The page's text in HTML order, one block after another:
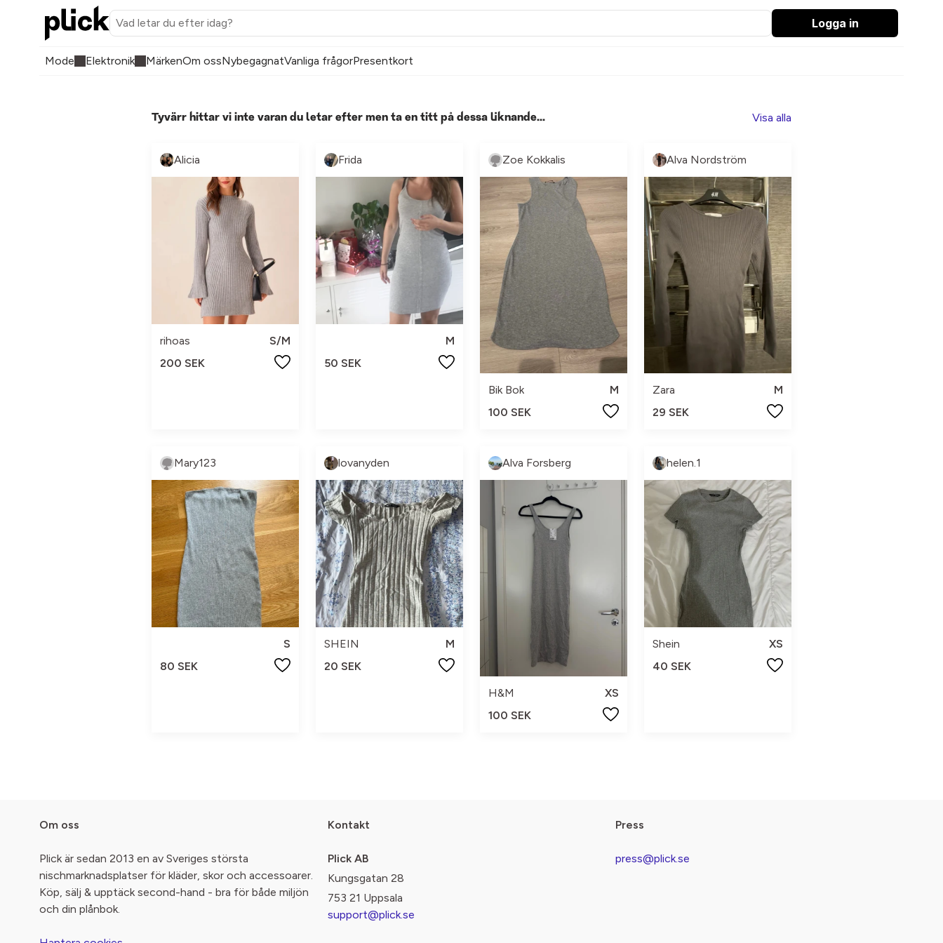
Logga in
Mode Elektronik MärkenOm ossNybegagnatVanliga frågorPresentkort
Tyvärr hittar vi inte varan du letar efter men ta en titt på dessa liknande... Visa alla
Alicia
rihoas
S/M
200 SEK
Frida
M
50 SEK
Zoe Kokkalis
Bik Bok
M
100 SEK
Alva Nordström
Zara
M
29 SEK
Mary123
S
80 SEK
lovanyden
SHEIN
M
20 SEK
Alva Forsberg
H&M
XS
100 SEK
helen.1
Shein
XS
40 SEK
Om oss
Plick är sedan 2013 en av Sveriges största
nischmarknadsplatser för kläder, skor och accessoarer.
Köp, sälj & upptäck second-hand - bra för både miljön
och din plånbok.
Kontakt
Plick AB
Kungsgatan 28
753 21 Uppsala
support@plick.se
Press
press@plick.se